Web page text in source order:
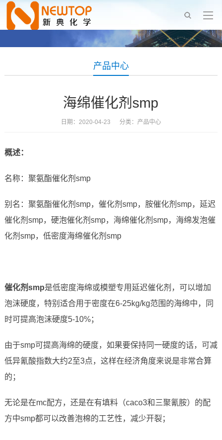
产品中心
海绵催化剂smp
日期：2020-04-23 分类： 产品中心
概述：
名称：聚氨酯催化剂smp
别名：聚氨酯催化剂smp，催化剂smp，胺催化剂smp，延迟
催化剂smp，硬泡催化剂smp，海绵催化剂smp，海绵发泡催
化剂smp，低密度海绵催化剂smp
催化剂smp是低密度海绵或模塑专用延迟催化剂，可以增加
泡沫硬度，特别适合用于密度在6-25kg/kg范围的海绵中，同
时可提高泡沫硬度5-10%；
由于smp可提高海绵的硬度，如果要保持同一硬度的话，可减
低异氰酸指数大约2至3点，这样在经济角度来说是非常合算
的；
无论是在mc配方，还是在有填料（caco3和三聚氰胺）的配
方中smp都可以改善泡棉的工艺性，减少开裂；